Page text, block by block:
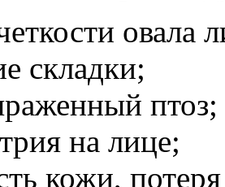
овала
складки;
птоз;
на лице;
кожи,